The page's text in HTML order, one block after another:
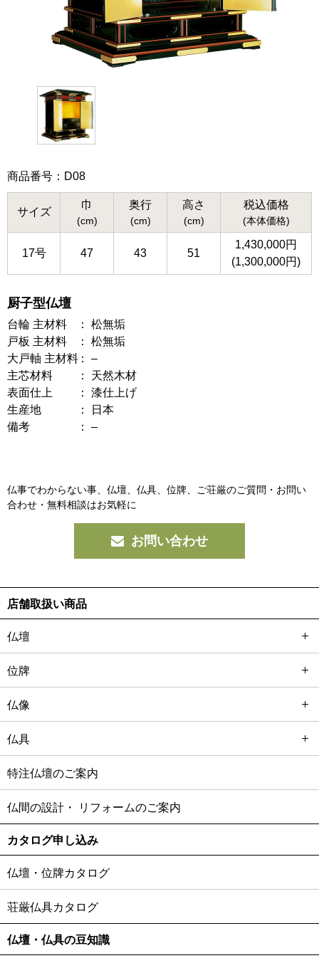
商品番号：D08
サイズ
巾
(cm)
奥行
(cm)
高さ
(cm)
税込価格
(本体価格)
17号 47 43 51
1,430,000円
(1,300,000円)
厨子型仏壇
台輪 主材料
松無垢
戸板 主材料
松無垢
大戸軸 主材料
–
主芯材料
天然木材
表面仕上
漆仕上げ
生産地
日本
備考
–
仏事でわからない事、仏壇、仏具、位牌、ご荘厳のご質問・お問い
合わせ・無料相談はお気軽に
お問い合わせ
店舗取扱い商品
仏壇
位牌
仏像
仏具
特注仏壇のご案内
仏間の設計・ リフォームのご案内
カタログ申し込み
仏壇・位牌カタログ
荘厳仏具カタログ
仏壇・仏具の豆知識